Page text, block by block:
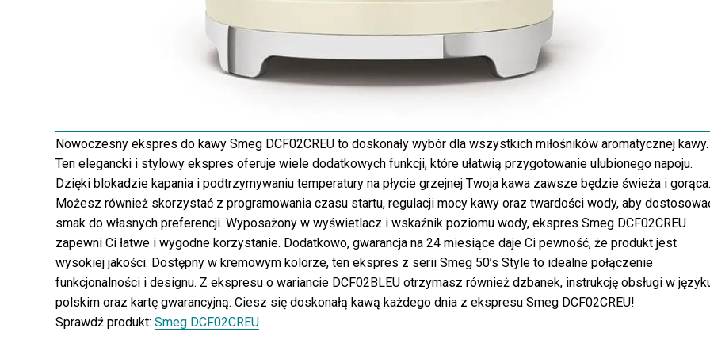
Nowoczesny ekspres do kawy Smeg DCF02CREU to doskonały wybór dla wszystkich miłośników aromatycznej kawy.
Ten elegancki i stylowy ekspres oferuje wiele dodatkowych funkcji, które ułatwią przygotowanie ulubionego napoju.
Dzięki blokadzie kapania i podtrzymywaniu temperatury na płycie grzejnej Twoja kawa zawsze będzie świeża i gorąca.
Możesz również skorzystać z programowania czasu startu, regulacji mocy kawy oraz twardości wody, aby
smak do własnych preferencji. Wyposażony w wyświetlacz i wskaźnik poziomu wody, ekspres Smeg DCF02CREU
zapewni Ci łatwe i wygodne korzystanie. Dodatkowo, gwarancja na 24 miesiące daje Ci pewność, że produkt jest
wysokiej jakości. Dostępny w kremowym kolorze, ten ekspres z serii Smeg 50’s Style to idealne połączenie
funkcjonalności i designu. Z ekspresu o wariancie DCF02BLEU otrzymasz również dzbanek, instrukcję obsługi w
polskim oraz kartę gwarancyjną. Ciesz się doskonałą kawą każdego dnia z ekspresu Smeg DCF02CREU!
Sprawdź produkt: Smeg DCF02CREU